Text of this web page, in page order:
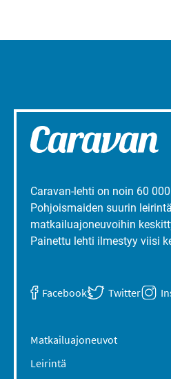
Caravan-lehti on noin 60
Pohjoismaiden suurin
matkailuajoneuvoihin
Painettu lehti ilmestyy viisi
Facebook Twitter
Matkailuajoneuvot
Leirintä